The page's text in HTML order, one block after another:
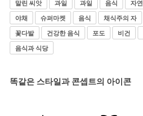
말린 씨앗 과일 과일 음식 자연
야채
슈퍼마켓 음식 채식주의 자
꽃다발
건강한 음식 포도 비건
음식과 식당
똑같은 스타일과 콘셉트의 아이콘